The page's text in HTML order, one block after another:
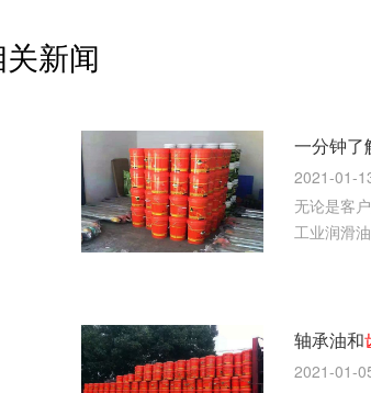
新闻
2021-01-
无论是客
工业润滑
轴承油和
2021-01-